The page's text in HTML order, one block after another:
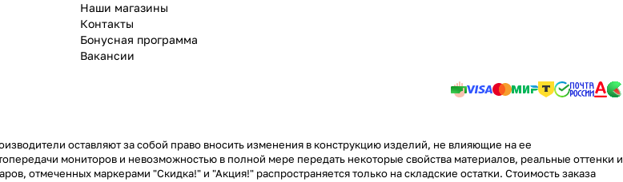
Наши магазины
Контакты
Бонусная программа
Вакансии
оставляют за собой право вносить изменения в конструкцию изделий, не влияющие на ее
мониторов и невозможностью в полной мере передать некоторые свойства материалов, реальные оттенки и
отмеченных маркерами "Скидка!" и "Акция!" распространяется только на складские остатки. Стоимость заказа